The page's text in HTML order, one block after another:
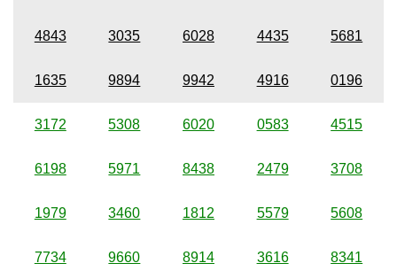
4843 3035 6028 4435 5681
1635 9894 9942 4916 0196
3172 5308 6020 0583 4515
6198 5971 8438 2479 3708
1979 3460 1812 5579 5608
7734 9660 8914 3616 8341